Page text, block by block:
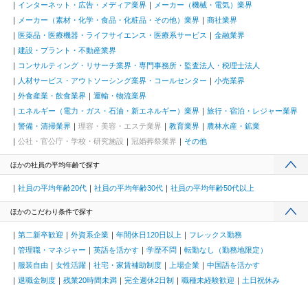
インターネット・広告・メディア業界
メーカー（機械・電気）業界
メーカー（素材・化学・食品・化粧品・その他）業界
商社業界
医薬品・医療機器・ライフサイエンス・医療系サービス
金融業界
建設・プラント・不動産業界
コンサルティング・リサーチ業界・専門事務所・監査法人・税理士法人
人材サービス・アウトソーシング業界・コールセンター
小売業界
外食産業・飲食業界
運輸・物流業界
エネルギー（電力・ガス・石油・新エネルギー）業界
旅行・宿泊・レジャー業界
警備・清掃業界
理容・美容・エステ業界 教育業界
農林水産・鉱業
公社・官公庁・学校・研究施設
冠婚葬祭業界 その他
ほかの社員の平均年齢で探す
社員の平均年齢20代 社員の平均年齢30代 社員の平均年齢50代以上
ほかのこだわり条件で探す
第二新卒歓迎 外資系企業 年間休日120日以上
フレックス勤務
管理職・マネジャー
英語を活かす 学歴不問
転勤なし（勤務地限定）
服装自由
女性活躍 社宅・家賃補助制度 上場企業
中国語を活かす
退職金制度
残業20時間未満 完全週休2日制 職種未経験歓迎
土日祝休み